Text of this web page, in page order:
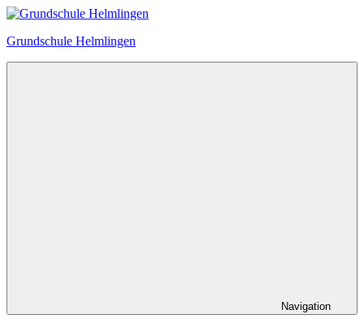
Zum
springen
Grundschule Helmlingen
Navigation